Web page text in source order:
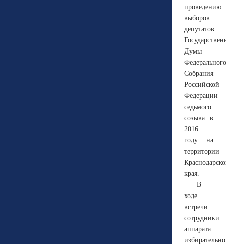
проведению
выборов
депутатов
Думы
Федерального
Собрания
Российской
Федерации
седьмого
созыва в
2016
году на
территории
края.
В
ходе
встречи
сотрудники
аппарата